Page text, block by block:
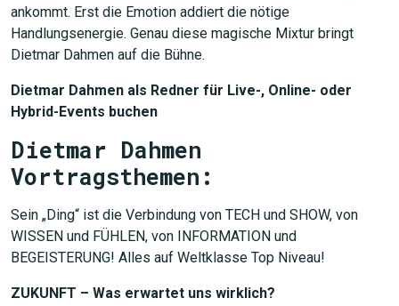
ankommt. Erst die Emotion addiert die nötige
Handlungsenergie. Genau diese magische Mixtur bringt
Dietmar Dahmen auf die Bühne.
Dietmar Dahmen als Redner für Live-, Online- oder
Hybrid-Events buchen
Dietmar Dahmen
Vortragsthemen:
Sein „Ding“ ist die Verbindung von TECH und SHOW, von
WISSEN und FÜHLEN, von INFORMATION und
BEGEISTERUNG! Alles auf Weltklasse Top Niveau!
ZUKUNFT – Was erwartet uns wirklich?